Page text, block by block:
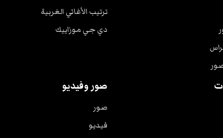
ترتيب الأغاني الغربية
دي جي موزاييك
صور وفيديو
صور
فيديو